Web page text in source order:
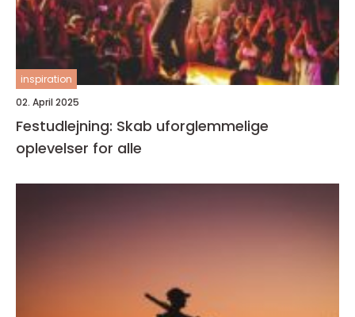
inspiration
02. April 2025
Festudlejning: Skab uforglemmelige
oplevelser for alle